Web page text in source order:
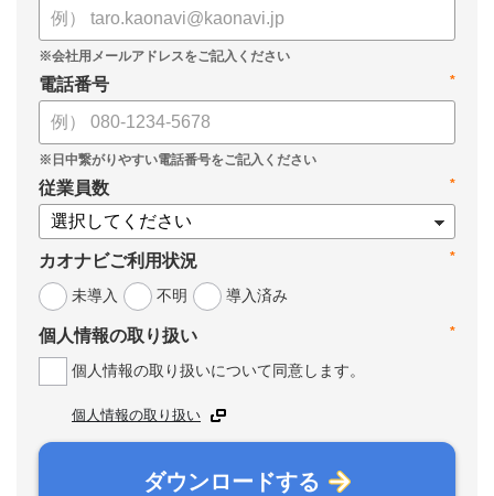
*
電話番号
*
従業員数
*
カオナビご利用状況
未導入
不明 導入済み
*
個人情報の取り扱い
個人情報の取り扱いについて同意します。
個人情報の取り扱い
ダウンロードする